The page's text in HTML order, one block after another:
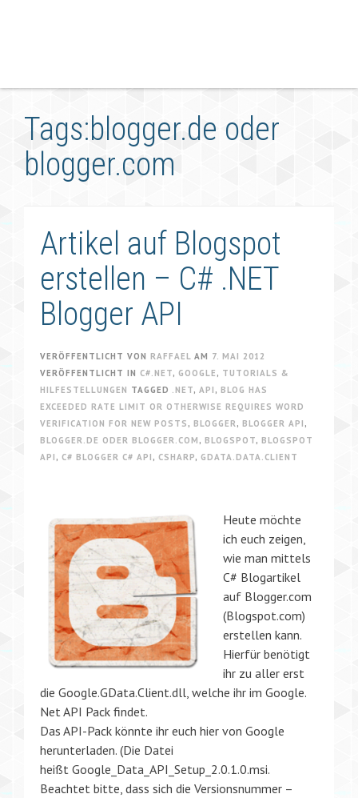
Tags:blogger.de oder
blogger.com
Artikel auf Blogspot
erstellen – C# .NET
Blogger API
VERÖFFENTLICHT VON RAFFAEL AM 7. MAI 2012
VERÖFFENTLICHT IN C#.NET, GOOGLE , TUTORIALS &
HILFESTELLUNGEN TAGGED .NET, API , BLOG HAS
EXCEEDED RATE LIMIT OR OTHERWISE REQUIRES WORD
VERIFICATION FOR NEW POSTS , BLOGGER, BLOGGER API ,
BLOGGER.DE ODER BLOGGER.COM , BLOGSPOT, BLOGSPOT
API , C# BLOGGER C# API , CSHARP, GDATA.DATA.CLIENT
Heute möchte
ich euch zeigen,
wie man mittels
C# Blogartikel
auf Blogger.com
(Blogspot.com)
erstellen kann.
Hierfür benötigt
ihr zu aller erst
die Google.GData.Client.dll, welche ihr im Google.
Net API Pack findet.
Das API-Pack könnte ihr euch hier von Google
herunterladen. (Die Datei
heißt Google_Data_API_Setup_2.0.1.0.msi.
Beachtet bitte, dass sich die Versionsnummer –